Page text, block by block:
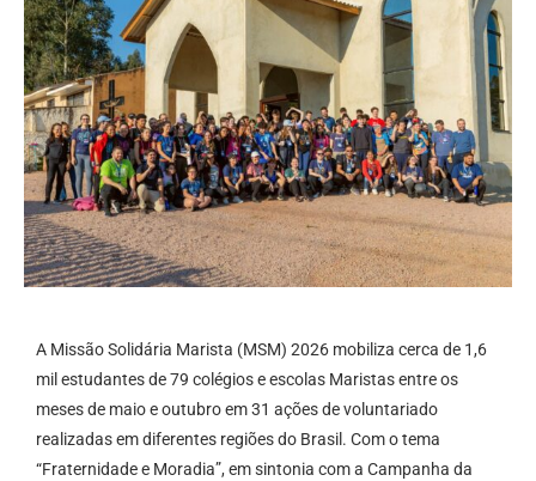
A Missão Solidária Marista (MSM) 2026 mobiliza cerca de 1,6
mil estudantes de 79 colégios e escolas Maristas entre os
meses de maio e outubro em 31 ações de voluntariado
realizadas em diferentes regiões do Brasil. Com o tema
“Fraternidade e Moradia”, em sintonia com a Campanha da